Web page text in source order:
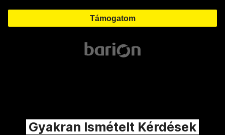
Gyakran Ismételt Kérdések